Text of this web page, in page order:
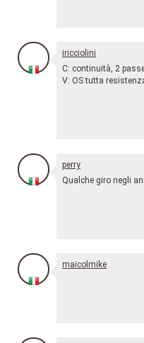
iricciolini
C: continuità, 2
V: OS tutta
perry
Qualche giro negli
maicolmike